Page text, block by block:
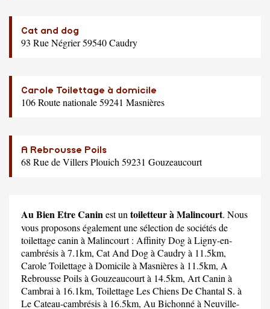
Cat and dog
93 Rue Négrier 59540 Caudry
Carole Toilettage à domicile
106 Route nationale 59241 Masnières
A Rebrousse Poils
68 Rue de Villers Plouich 59231 Gouzeaucourt
Au Bien Etre Caninest un toiletteur à Malincourt. Nous
vous proposons également une sélection de sociétés de
toilettage canin à Malincourt : Affinity Dogà Ligny-en-
cambrésis à 7.1km, Cat And Dogà Caudry à 11.5km,
Carole Toilettage à Domicileà Masnières à 11.5km, A
Rebrousse Poilsà Gouzeaucourt à 14.5km, Art Canin à
Cambrai à 16.1km, Toilettage Les Chiens De Chantal S. à
Le Cateau-cambrésis à 16.5km, Au Bichonnéà Neuville-